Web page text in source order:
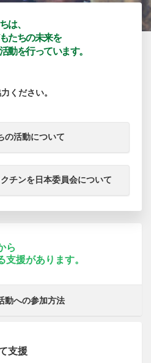
は、
たちの未来を
動を行っています。
ください。
の活動について
チンを日本委員会について
ら
支援があります。
動への参加方法
支援